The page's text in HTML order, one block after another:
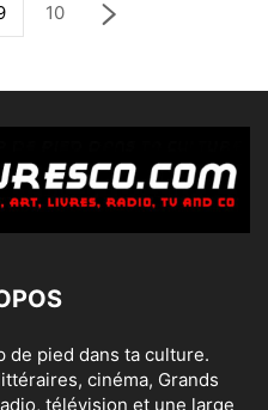
10
de pied dans ta culture.
cinéma, Grands
télévision et une large